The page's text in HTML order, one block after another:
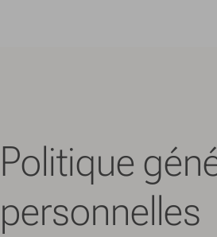
Politique
personnelles